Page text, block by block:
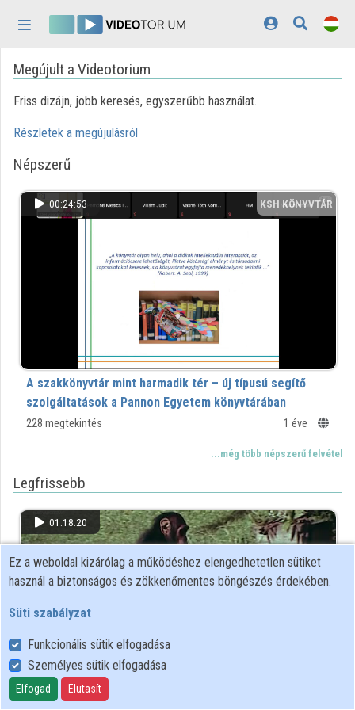
Kezdőlap
Bejelentkezés
Felfedezés
Kategóriák
Lejátszási listák
Közreműködők
Megújult a Videotorium
Friss dizájn, jobb keresés, egyszerűbb használat.
Részletek a megújulásról
Népszerű
00:24:53 KSH KÖNYVTÁR
A szakkönyvtár mint harmadik tér – új típusú segítő
szolgáltatások a Pannon Egyetem könyvtárában
228 megtekintés 1 éve
...még több népszerű felvétel
Legfrissebb
01:18:20
Az állatok válaszolnak (Kollányi Ágoston, 1978)
Ez a weboldal kizárólag a működéshez elengedhetetlen sütiket
használ a biztonságos és zökkenőmentes böngészés érdekében.
Süti szabályzat
Funkcionális sütik elfogadása
Személyes sütik elfogadása
Elfogad Elutasít